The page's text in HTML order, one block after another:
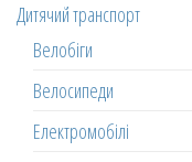
Дитячий транспорт
Велобіги
Велосипеди
Електромобілі